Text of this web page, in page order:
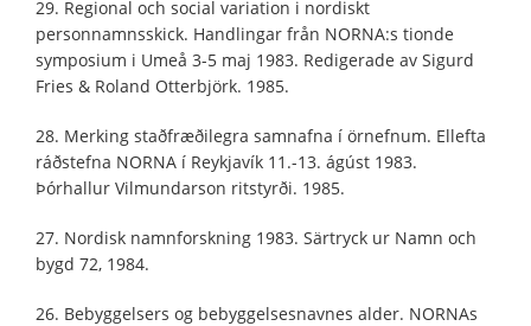
29. Regional och social variation i nordiskt
personnamnsskick. Handlingar från NORNA:s tionde
symposium i Umeå 3-5 maj 1983. Redigerade av Sigurd
Fries & Roland Otterbjörk. 1985.
28. Merking staðfræðilegra samnafna í örnefnum. Ellefta
ráðstefna NORNA í Reykjavík 11.-13. ágúst 1983.
Þórhallur Vilmundarson ritstyrði. 1985.
27. Nordisk namnforskning 1983. Särtryck ur Namn och
bygd 72, 1984.
26. Bebyggelsers og bebyggelsesnavnes alder. NORNAs